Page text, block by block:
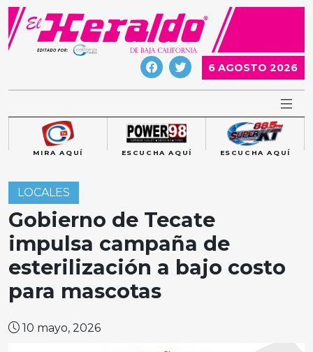
Skip
content
6 AGOSTO 2026
MIRA AQUÍ ESCUCHA AQUÍ ESCUCHA AQUÍ
LOCALES
Gobierno de Tecate
impulsa campaña de
esterilización a bajo costo
para mascotas
10 mayo, 2026